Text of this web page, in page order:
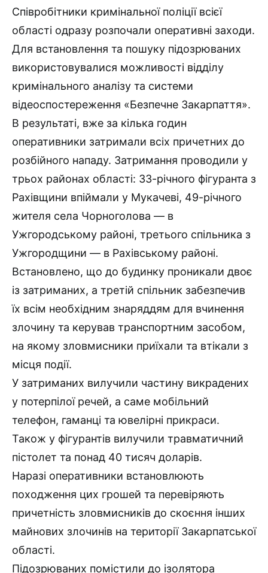
Співробітники кримінальної поліції всієї
області одразу розпочали оперативні заходи.
Для встановлення та пошуку підозрюваних
використовувалися можливості відділу
кримінального аналізу та системи
відеоспостереження «Безпечне Закарпаття».
В результаті, вже за кілька годин
оперативники затримали всіх причетних до
розбійного нападу. Затримання проводили у
трьох районах області: 33-річного фігуранта з
Рахівщини впіймали у Мукачеві, 49-річного
жителя села Чорноголова — в
Ужгородському районі, третього спільника з
Ужгородщини — в Рахівському районі.
Встановлено, що до будинку проникали двоє
із затриманих, а третій спільник забезпечив
їх всім необхідним знаряддям для вчинення
злочину та керував транспортним засобом,
на якому зловмисники приїхали та втікали з
місця події.
У затриманих вилучили частину викрадених
у потерпілої речей, а саме мобільний
телефон, гаманці та ювелірні прикраси.
Також у фігурантів вилучили травматичний
пістолет та понад 40 тисяч доларів.
Наразі оперативники встановлюють
походження цих грошей та перевіряють
причетність зловмисників до скоєння інших
майнових злочинів на території Закарпатської
області.
Підозрюваних помістили до ізолятора